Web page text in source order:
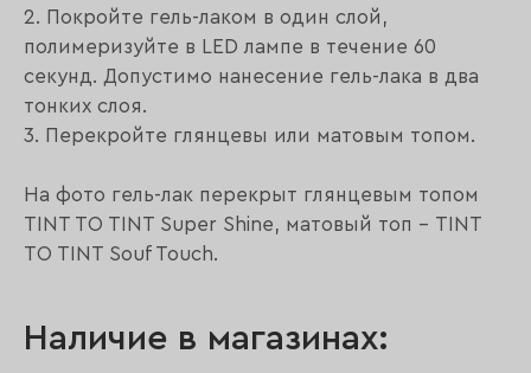
2. Покройте гель-лаком в один слой,
полимеризуйте в LED лампе в течение 60
секунд. Допустимо нанесение гель-лака в два
тонких слоя.
3. Перекройте глянцевы или матовым топом.
На фото гель-лак перекрыт глянцевым топом
TINT TO TINT Super Shine, матовый топ - TINT
TO TINT Souf Touch.
Наличие в магазинах: